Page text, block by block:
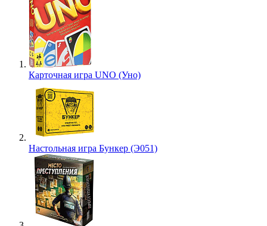
Карточная игра UNO (Уно)
Настольная игра Бункер (Э051)